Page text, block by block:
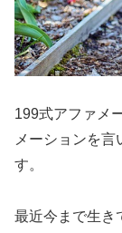
199式アファメ
メーションを
す。
最近今まで生き